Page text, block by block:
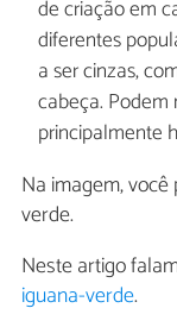
de criação em
diferentes
a ser cinzas,
cabeça.
principalmente
Na imagem,
verde.
Neste artigo
iguana-verde.